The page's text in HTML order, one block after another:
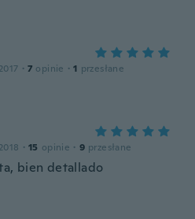
· 7 opinie · 1 przesłane
· 15 opinie · 9 przesłane
bien detallado